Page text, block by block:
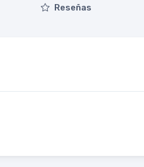
Reseñas